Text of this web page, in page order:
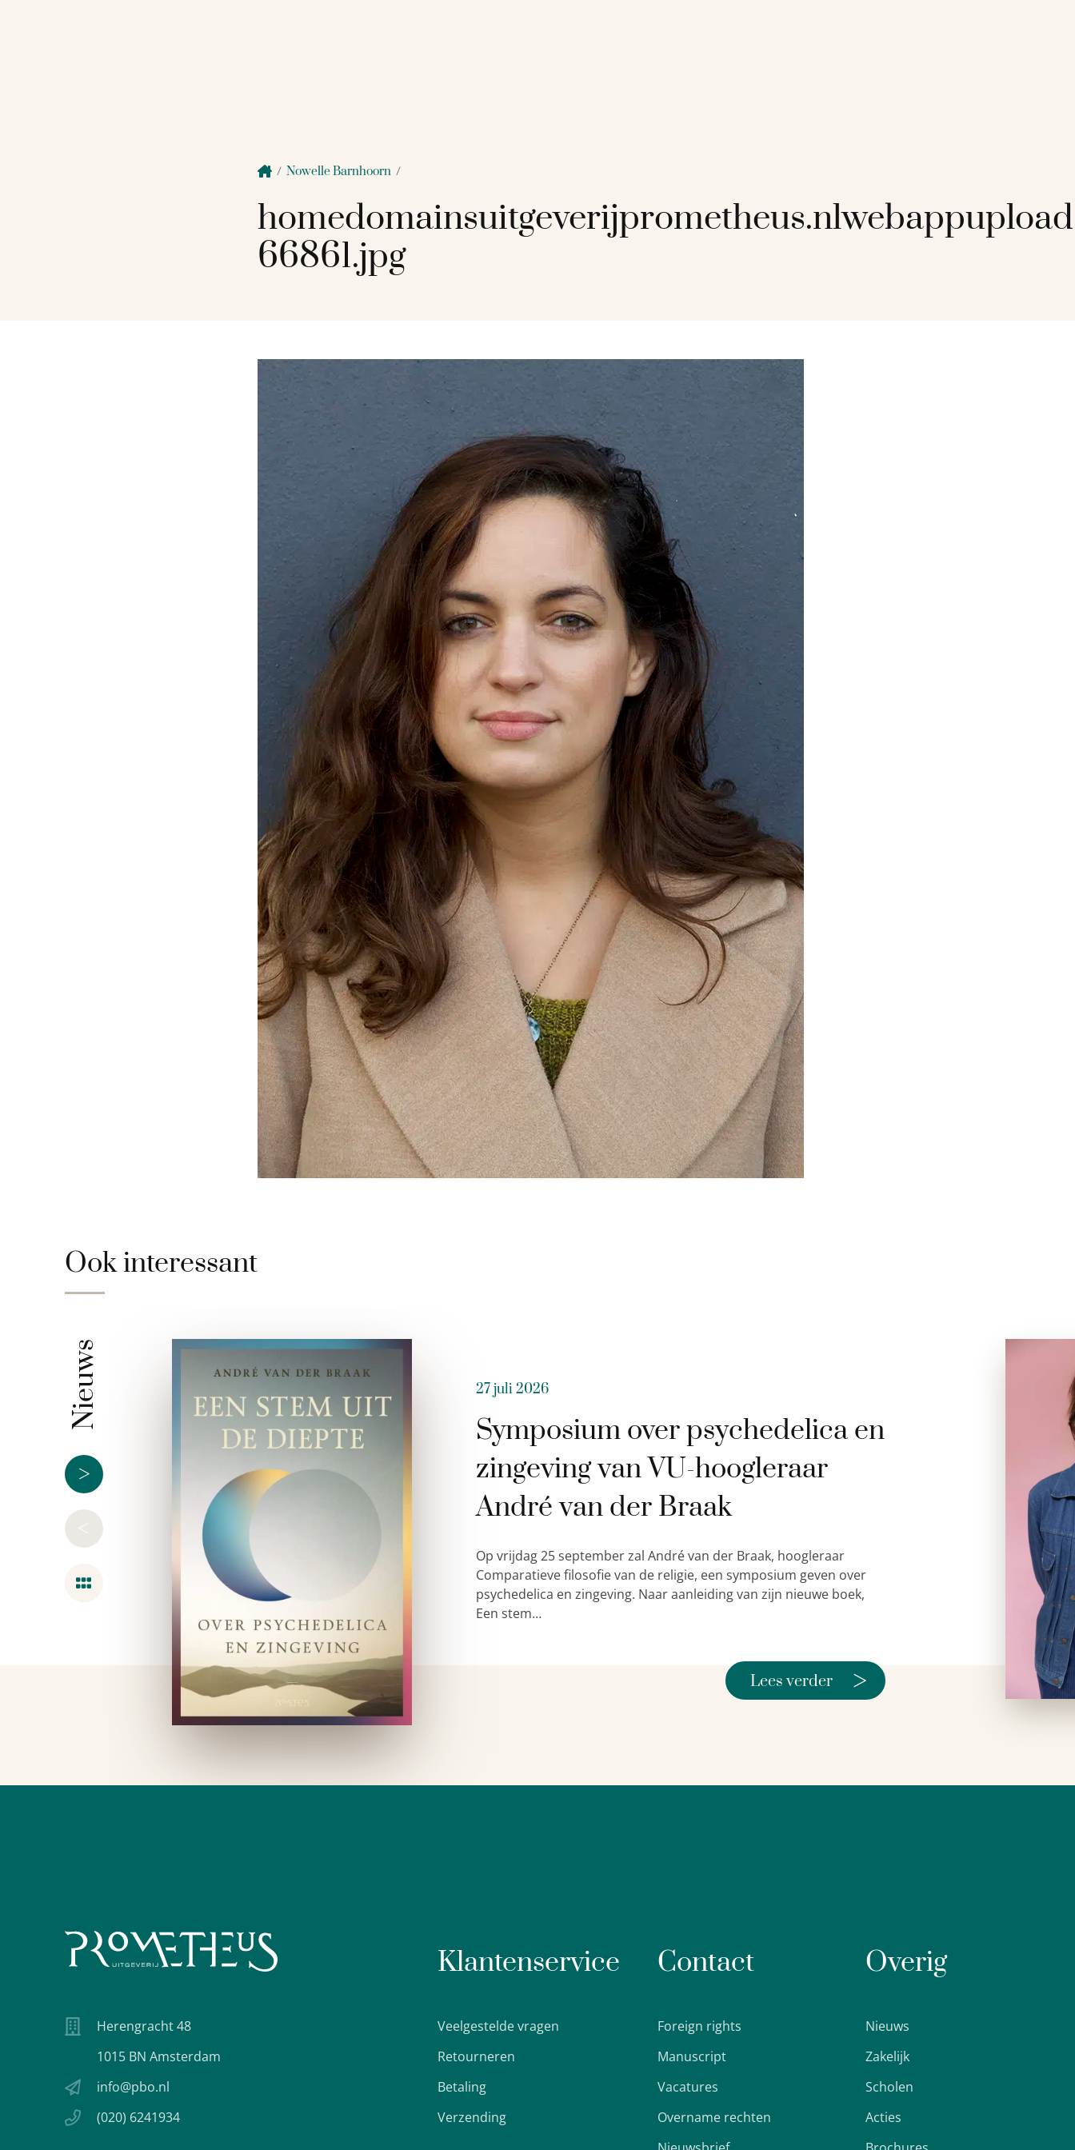
/ Nowelle Barnhoorn /
66861.jpg
Ook interessant
Nieuws
>
<
27 juli 2026
Symposium over psychedelica en
zingeving van VU-hoogleraar
André van der Braak
Op vrijdag 25 september zal André van der Braak, hoogleraar
Comparatieve filosofie van de religie, een symposium geven over
psychedelica en zingeving. Naar aanleiding van zijn nieuwe boek,
Een stem…
Lees verder >
Herengracht 48
1015 BN Amsterdam
info@pbo.nl
(020) 6241934
Klantenservice
Veelgestelde vragen
Retourneren
Betaling
Verzending
Contact
Foreign rights
Manuscript
Vacatures
Overname rechten
Overig
Nieuws
Zakelijk
Scholen
Acties